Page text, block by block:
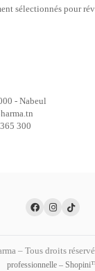
sélectionnés pour
- Nabeul
300
– Tous droits
professionnelle –